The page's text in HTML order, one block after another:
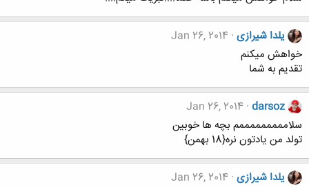
یلدا شیرازی Jan 26, 2014
خواهش میکنم
تقدیم به شما
darsoz
Jan 26, 2014
سلامممممممممم بچه ها خوبین
تولد من یادتون نره{18 بهمن}
یلدا شیرازی Jan 26, 2014